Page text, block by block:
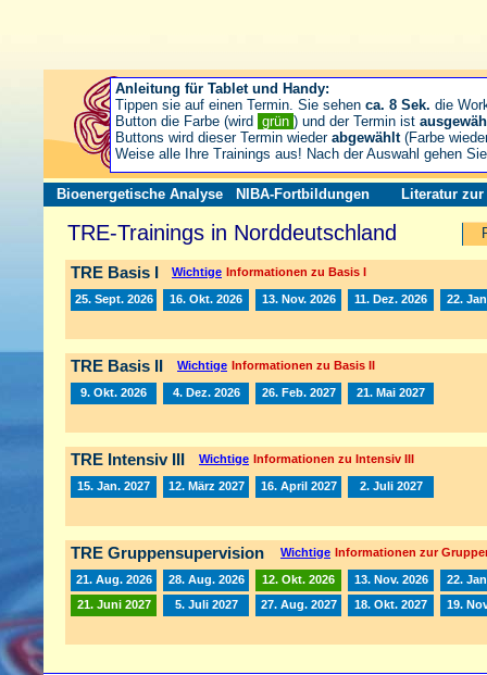
Bioenergetische Analyse NIBA-Fortbildungen Literatur zur
TRE-Trainings in Norddeutschland
TRE Basis I Wichtige Informationen zu Basis I
25. Sept. 2026 16. Okt. 2026 13. Nov. 2026 11. Dez. 2026 22.
TRE Basis II Wichtige Informationen zu Basis II
9. Okt. 2026 4. Dez. 2026 26. Feb. 2027 21. Mai 2027
TRE Intensiv III Wichtige Informationen zu Intensiv III
15. Jan. 2027 12. März 2027 16. April 2027 2. Juli 2027
TRE Gruppensupervision Wichtige Informationen zur
21. Aug. 2026 28. Aug. 2026 12. Okt. 2026 13. Nov. 2026
22.
21. Juni 2027
5. Juli 2027 27. Aug. 2027 18. Okt. 2027 19.
Anleitung für Tablet und Handy:
Tippen sie auf einen Termin. Sie sehen ca. 8 Sek. die
Button die Farbe (wird grün ) und der Termin ist
Buttons wird dieser Termin wieder abgewählt(Farbe
Weise alle Ihre Trainings aus! Nach der Auswahl gehen